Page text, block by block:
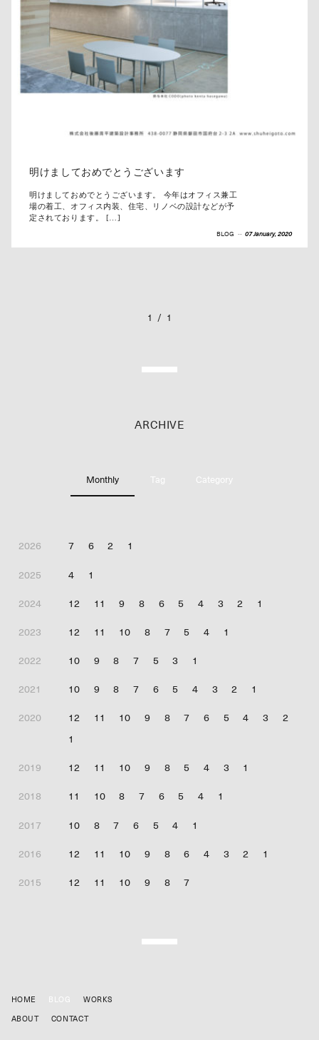
明けましておめでとうございます
明けましておめでとうございます。 今年はオフィス兼工
場の着工、オフィス内装、住宅、リノベの設計などが予
定されております。 […]
BLOG -- 07 January, 2020
1 / 1
ARCHIVE
Monthly Tag Category
2026 7 6 2 1
2025 4 1
2024 12 11 9 8 6 5 4 3 2 1
2023 12 11 10 8 7 5 4 1
2022 10 9 8 7 5 3 1
2021 10 9 8 7 6 5 4 3 2 1
2020 12 11 10 9 8 7 6 5 4 3
2
1
2019 12 11 10 9 8 5 4 3 1
2018 11 10 8 7 6 5 4 1
2017 10 8 7 6 5 4 1
2016 12 11 10 9 8 6 4 3 2 1
2015 12 11 10 9 8 7
HOME BLOG
WORKS
ABOUT
CONTACT